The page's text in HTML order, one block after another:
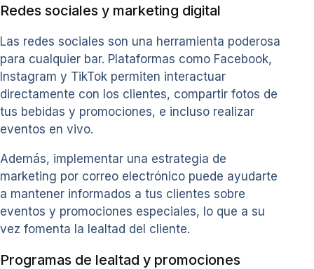
Redes sociales y marketing digital
Las redes sociales son una herramienta poderosa
para cualquier bar. Plataformas como Facebook,
Instagram y TikTok permiten interactuar
directamente con los clientes, compartir fotos de
tus bebidas y promociones, e incluso realizar
eventos en vivo.
Además, implementar una estrategia de
marketing por correo electrónico puede ayudarte
a mantener informados a tus clientes sobre
eventos y promociones especiales, lo que a su
vez fomenta la lealtad del cliente.
Programas de lealtad y promociones